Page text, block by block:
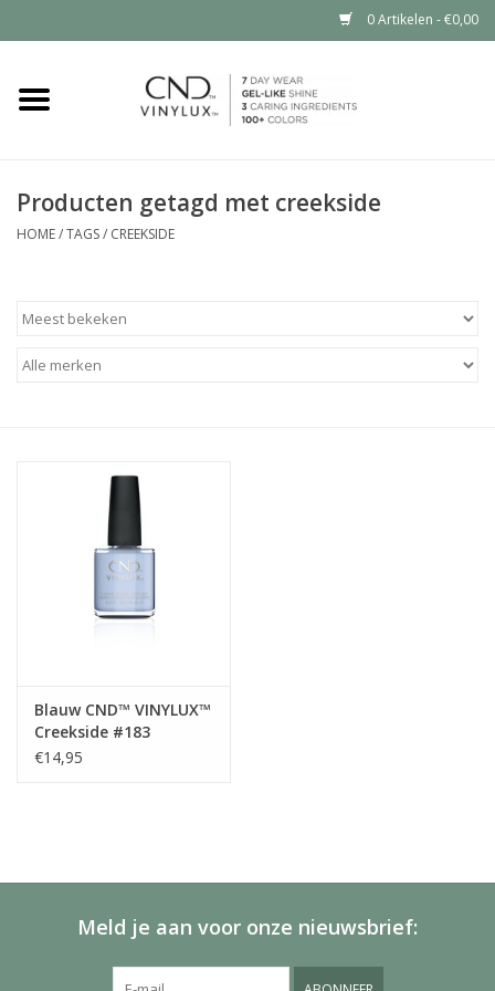
0 Artikelen - €0,00
Home
Nailart voor jou
Producten getagd met creekside
HOME/TAGS/ CREEKSIDE
Blauw CND™ VINYLUX™
Creekside #183
€14,95
Meld je aan voor onze nieuwsbrief: